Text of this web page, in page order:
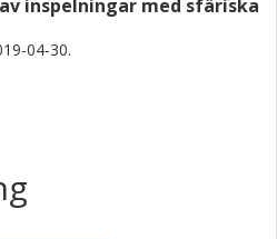
inspelningar med sfäriska
04-30.